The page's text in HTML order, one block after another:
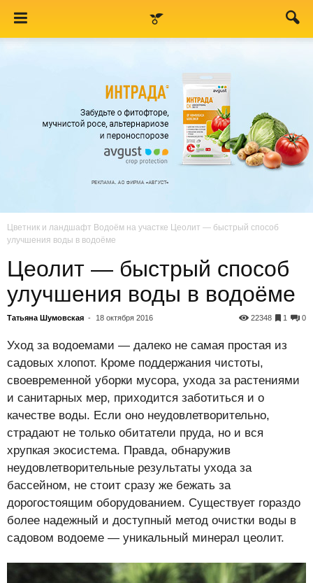
Цветник и ландшафт Водоём на участке Цеолит — быстрый способ
улучшения воды в водоёме
Цеолит — быстрый способ
улучшения воды в водоёме
Татьяна Шумовская - 18 октября 2016 0
1
22348
Уход за водоемами — далеко не самая простая из
садовых хлопот. Кроме поддержания чистоты,
своевременной уборки мусора, ухода за растениями
и санитарных мер, приходится заботиться и о
качестве воды. Если оно неудовлетворительно,
страдают не только обитатели пруда, но и вся
хрупкая экосистема. Правда, обнаружив
неудовлетворительные результаты ухода за
бассейном, не стоит сразу же бежать за
дорогостоящим оборудованием. Существует гораздо
более надежный и доступный метод очистки воды в
садовом водоеме — уникальный минерал цеолит.